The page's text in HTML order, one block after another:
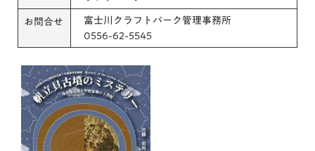
お問合せ
富士川クラフトパーク管理事務所
0556-62-5545